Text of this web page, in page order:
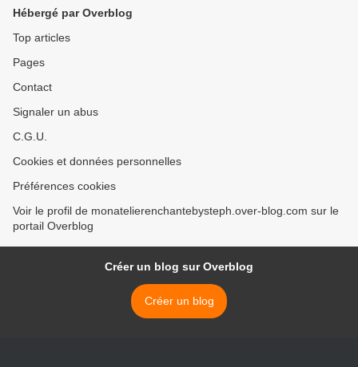
Hébergé par Overblog
Top articles
Pages
Contact
Signaler un abus
C.G.U.
Cookies et données personnelles
Préférences cookies
Voir le profil de monatelierenchantebysteph.over-blog.com sur le
portail Overblog
Créer un blog sur Overblog
Créer un blog